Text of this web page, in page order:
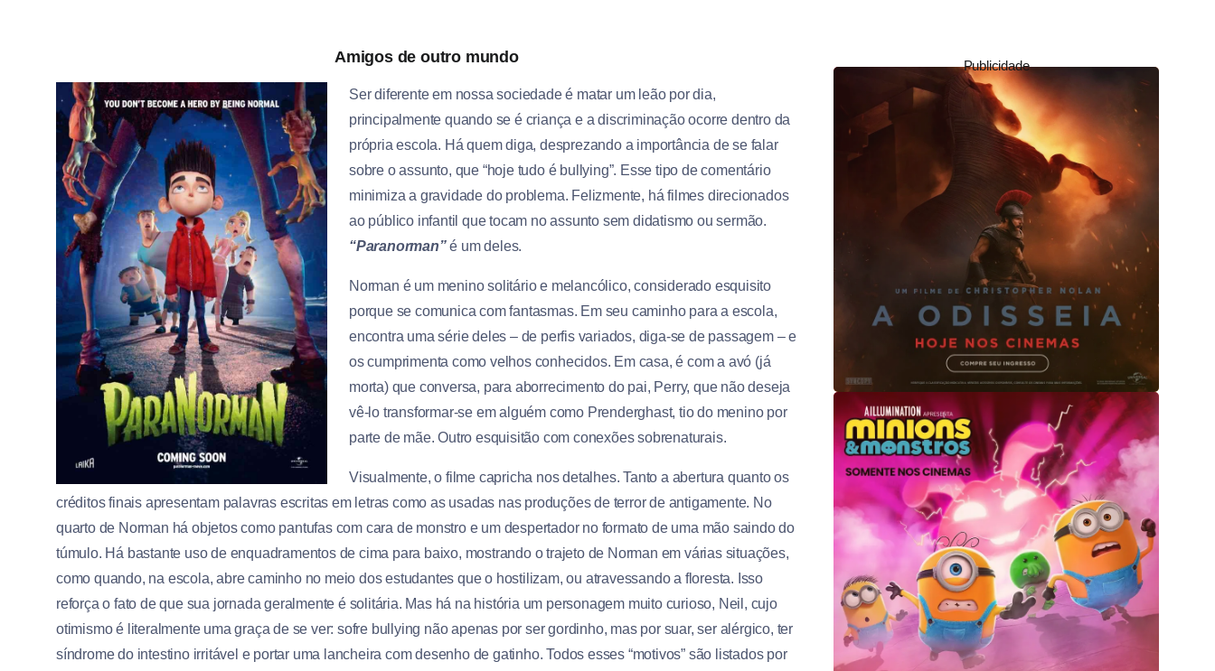
Amigos de outro mundo
Ser diferente em nossa sociedade é matar um leão por dia,
principalmente quando se é criança e a discriminação ocorre dentro da
própria escola. Há quem diga, desprezando a importância de se falar
sobre o assunto, que “hoje tudo é bullying”. Esse tipo de comentário
minimiza a gravidade do problema. Felizmente, há filmes direcionados
ao público infantil que tocam no assunto sem didatismo ou sermão.
“Paranorman” é um deles.
Norman é um menino solitário e melancólico, considerado esquisito
porque se comunica com fantasmas. Em seu caminho para a escola,
encontra uma série deles – de perfis variados, diga-se de passagem – e
os cumprimenta como velhos conhecidos. Em casa, é com a avó (já
morta) que conversa, para aborrecimento do pai, Perry, que não deseja
vê-lo transformar-se em alguém como Prenderghast, tio do menino por
parte de mãe. Outro esquisitão com conexões sobrenaturais.
Visualmente, o filme capricha nos detalhes. Tanto a abertura quanto os
créditos finais apresentam palavras escritas em letras como as usadas nas produções de terror de antigamente. No
quarto de Norman há objetos como pantufas com cara de monstro e um despertador no formato de uma mão saindo do
túmulo. Há bastante uso de enquadramentos de cima para baixo, mostrando o trajeto de Norman em várias situações,
como quando, na escola, abre caminho no meio dos estudantes que o hostilizam, ou atravessando a floresta. Isso
reforça o fato de que sua jornada geralmente é solitária. Mas há na história um personagem muito curioso, Neil, cujo
otimismo é literalmente uma graça de se ver: sofre bullying não apenas por ser gordinho, mas por suar, ser alérgico, ter
síndrome do intestino irritável e portar uma lancheira com desenho de gatinho. Todos esses “motivos” são listados por
Publicidade